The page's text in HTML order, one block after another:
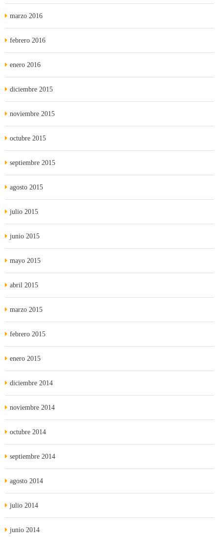
marzo 2016
febrero 2016
enero 2016
diciembre 2015
noviembre 2015
octubre 2015
septiembre 2015
agosto 2015
julio 2015
junio 2015
mayo 2015
abril 2015
marzo 2015
febrero 2015
enero 2015
diciembre 2014
noviembre 2014
octubre 2014
septiembre 2014
agosto 2014
julio 2014
junio 2014